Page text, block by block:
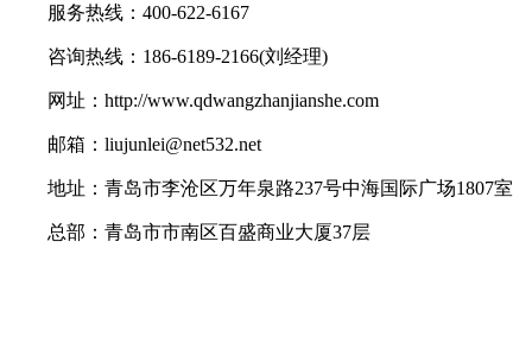
服务热线：400-622-6167
咨询热线：186-6189-2166(刘经理)
网址：http://www.qdwangzhanjianshe.com
邮箱：liujunlei@net532.net
地址：青岛市李沧区万年泉路237号中海国际广场1807室
总部：青岛市市南区百盛商业大厦37层